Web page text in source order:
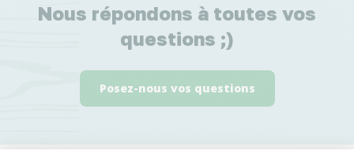
Nous répondons à toutes vos
questions ;)
Posez-nous vos questions